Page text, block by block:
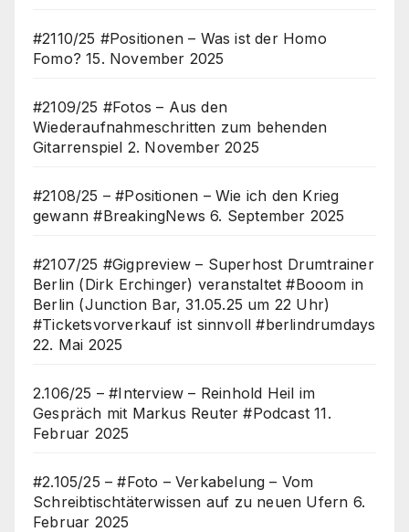
#2110/25 #Positionen – Was ist der Homo
Fomo? 15. November 2025
#2109/25 #Fotos – Aus den
Wiederaufnahmeschritten zum behenden
Gitarrenspiel 2. November 2025
#2108/25 – #Positionen – Wie ich den Krieg
gewann #BreakingNews 6. September 2025
#2107/25 #Gigpreview – Superhost Drumtrainer
Berlin (Dirk Erchinger) veranstaltet #Booom in
Berlin (Junction Bar, 31.05.25 um 22 Uhr)
#Ticketsvorverkauf ist sinnvoll #berlindrumdays
22. Mai 2025
2.106/25 – #Interview – Reinhold Heil im
Gespräch mit Markus Reuter #Podcast 11.
Februar 2025
#2.105/25 – #Foto – Verkabelung – Vom
Schreibtischtäterwissen auf zu neuen Ufern 6.
Februar 2025